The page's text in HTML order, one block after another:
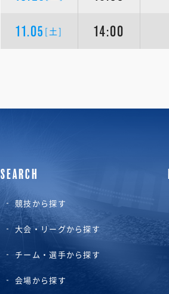
11.05 [土] 14:00
SEARCH
競技から探す
大会・リーグから探す
チーム・選手から探す
会場から探す